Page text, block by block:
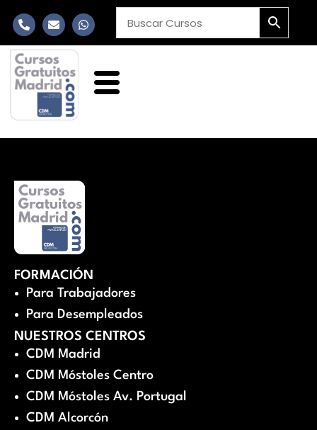
FORMACIÓN
Para Trabajadores
Para Desempleados
NUESTROS CENTROS
CDM Madrid
CDM Móstoles Centro
CDM Móstoles Av. Portugal
CDM Alcorcón